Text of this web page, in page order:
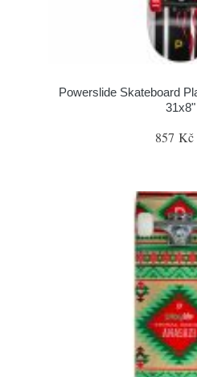
Powerslide Skateboard
31x8"
857 Kč